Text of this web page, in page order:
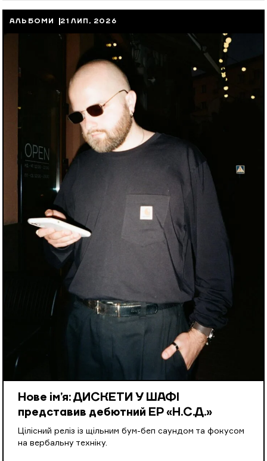
АЛЬБОМИ 21 ЛИП, 2026
Нове ім’я: ДИСКЕТИ У ШАФІ
представив дебютний EP «Н.С.Д.»
Цілісний реліз із щільним бум-беп саундом та фокусом
на вербальну техніку.